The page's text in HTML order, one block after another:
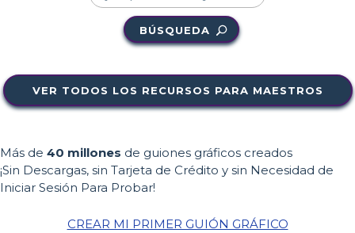
BÚSQUEDA
VER TODOS LOS RECURSOS PARA MAESTROS
Más de 40 millones de guiones gráficos creados
¡Sin Descargas, sin Tarjeta de Crédito y sin Necesidad de
Iniciar Sesión Para Probar!
CREAR MI PRIMER GUIÓN GRÁFICO